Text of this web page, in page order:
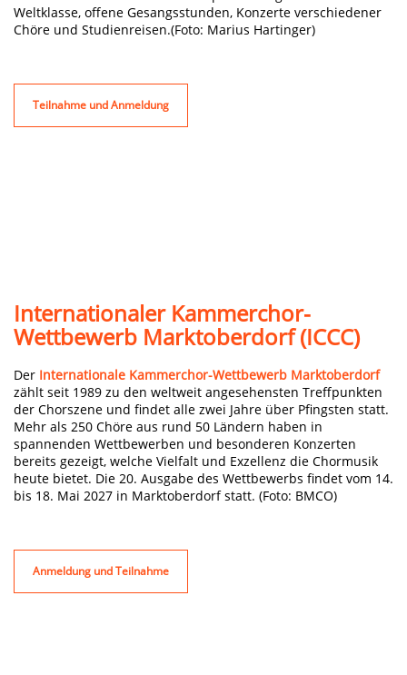
Weltklasse, offene Gesangsstunden, Konzerte verschiedener
Chöre und Studienreisen.(Foto: Marius Hartinger)
Teilnahme und Anmeldung
Internationaler Kammerchor-
Wettbewerb Marktoberdorf (ICCC)
Der Internationale Kammerchor-Wettbewerb Marktoberdorf
zählt seit 1989 zu den weltweit angesehensten Treffpunkten
der Chorszene und findet alle zwei Jahre über Pfingsten statt.
Mehr als 250 Chöre aus rund 50 Ländern haben in
spannenden Wettbewerben und besonderen Konzerten
bereits gezeigt, welche Vielfalt und Exzellenz die Chormusik
heute bietet. Die 20. Ausgabe des Wettbewerbs findet vom 14.
bis 18. Mai 2027 in Marktoberdorf statt. (Foto: BMCO)
Anmeldung und Teilnahme